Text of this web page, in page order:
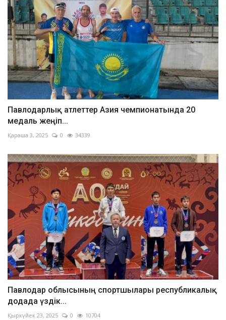
Павлодарлық атлеттер Азия чемпионатында 20
медаль жеңіп...
Қараша 3, 2025 0 34339
Павлодар облысының спортшылары республикалық
додада үздік...
Қыркүйек 23, 2025 0 10704